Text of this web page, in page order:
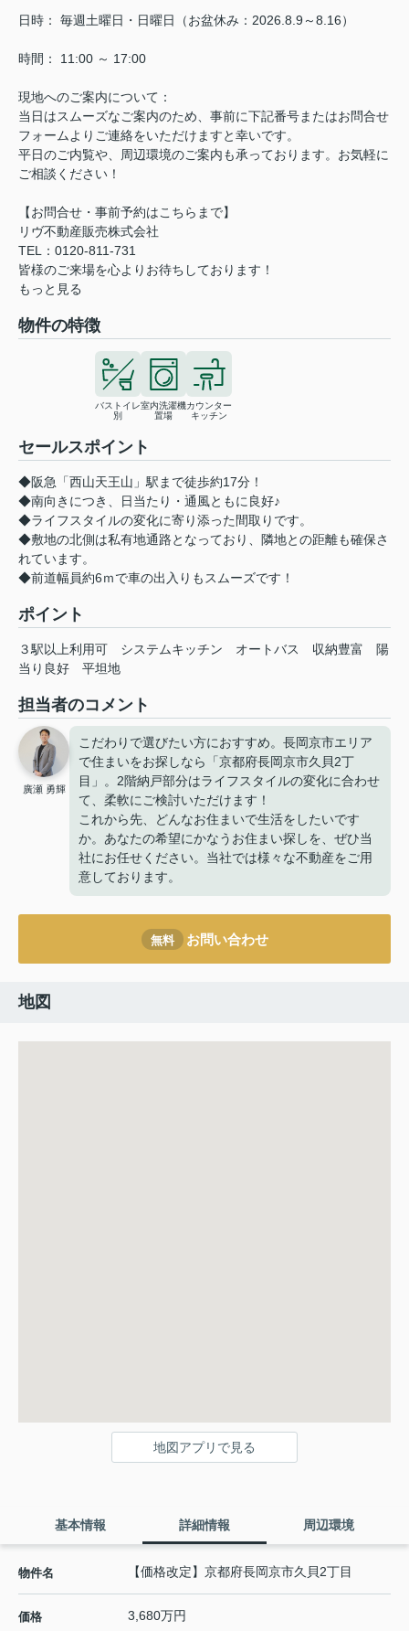
日時： 毎週土曜日・日曜日（お盆休み：2026.8.9～8.16）
時間： 11:00 ～ 17:00
現地へのご案内について：
当日はスムーズなご案内のため、事前に下記番号またはお問合せ
フォームよりご連絡をいただけますと幸いです。
平日のご内覧や、周辺環境のご案内も承っております。お気軽に
ご相談ください！
【お問合せ・事前予約はこちらまで】
リヴ不動産販売株式会社
TEL：0120-811-731
皆様のご来場を心よりお待ちしております！
もっと見る
物件の特徴
バストイレ
別
室内洗濯機
置場
カウンター
キッチン
セールスポイント
◆阪急「西山天王山」駅まで徒歩約17分！
◆南向きにつき、日当たり・通風ともに良好♪
◆ライフスタイルの変化に寄り添った間取りです。
◆敷地の北側は私有地通路となっており、隣地との距離も確保さ
れています。
◆前道幅員約6ｍで車の出入りもスムーズです！
ポイント
３駅以上利用可 システムキッチン オートバス 収納豊富
陽
当り良好
平坦地
担当者のコメント
廣瀬 勇輝
こだわりで選びたい方におすすめ。長岡京市エリア
で住まいをお探しなら「京都府長岡京市久貝2丁
目」。2階納戸部分はライフスタイルの変化に合わせ
て、柔軟にご検討いただけます！
これから先、どんなお住まいで生活をしたいです
か。あなたの希望にかなうお住まい探しを、ぜひ当
社にお任せください。当社では様々な不動産をご用
意しております。
無料 お問い合わせ
地図
地図アプリで見る
基本情報 詳細情報 周辺環境
物件名 【価格改定】京都府長岡京市久貝2丁目
価格 3,680万円